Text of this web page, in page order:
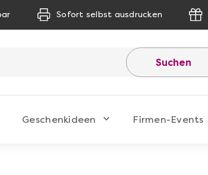
Sofort selbst ausdrucken
Suchen
Geschenkideen Firmen-Events